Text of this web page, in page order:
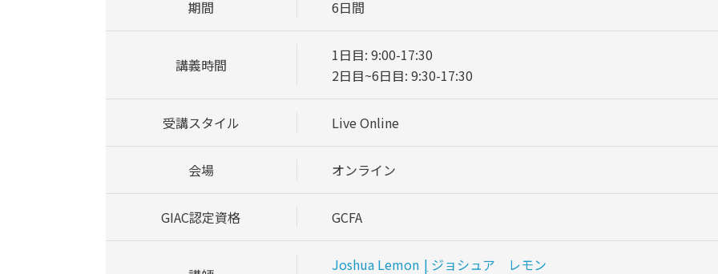
期間 6日間
講義時間
1日目: 9:00-17:30
2日目~6日目: 9:30-17:30
受講スタイル Live Online
会場 オンライン
GIAC認定資格 GCFA
Joshua Lemon | ジョシュア レモン